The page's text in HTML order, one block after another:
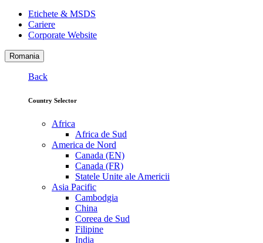
Etichete & MSDS
Cariere
Corporate Website
Romania
Back
Country Selector
Africa
Africa de Sud
America de Nord
Canada (EN)
Canada (FR)
Statele Unite ale Americii
Asia Pacific
Cambodgia
China
Coreea de Sud
Filipine
India